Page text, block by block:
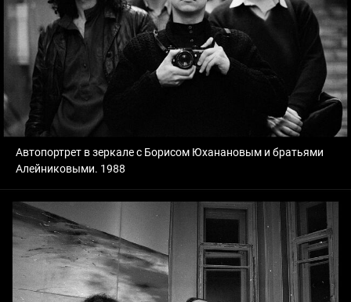
Автопортрет в зеркале с Борисом Юханановым и братьями
Алейниковыми. 1988